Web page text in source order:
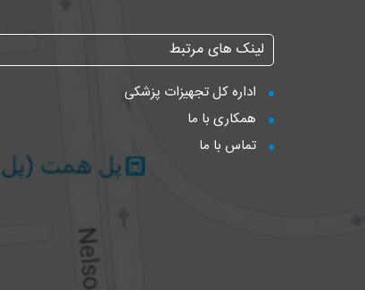
لینک های مرتبط
اداره کل تجهیزات پزشکی
همکاری با ما
تماس با ما